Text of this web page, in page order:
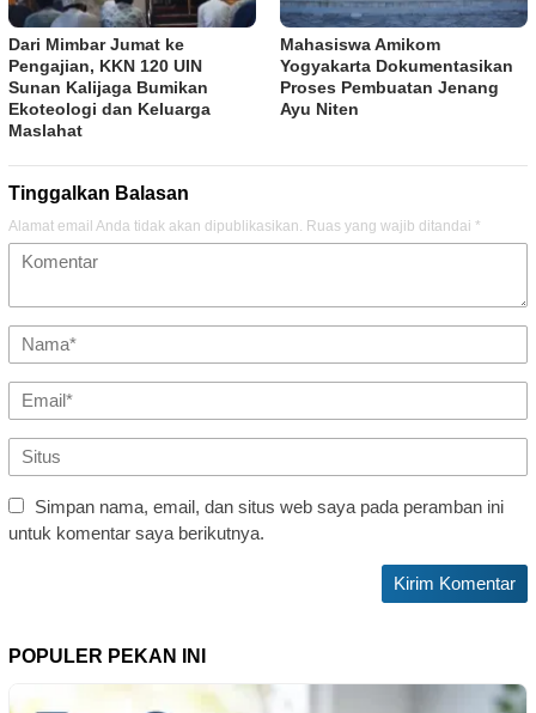
Dari Mimbar Jumat ke
Pengajian, KKN 120 UIN
Sunan Kalijaga Bumikan
Ekoteologi dan Keluarga
Maslahat
Mahasiswa Amikom
Yogyakarta Dokumentasikan
Proses Pembuatan Jenang
Ayu Niten
Tinggalkan Balasan
Alamat email Anda tidak akan dipublikasikan. Ruas yang wajib ditandai *
Simpan nama, email, dan situs web saya pada peramban ini
untuk komentar saya berikutnya.
POPULER PEKAN INI